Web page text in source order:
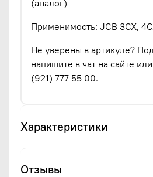
(аналог)
Применимость: JCB 3CX,
Не уверены в артикуле?
напишите в чат на сайте
(921) 777 55 00.
Характеристики
Отзывы